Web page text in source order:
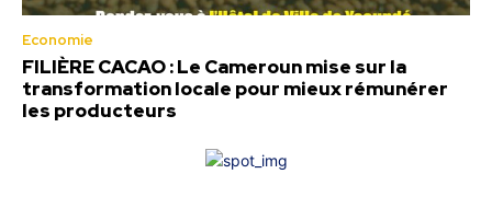
Economie
FILIÈRE CACAO : Le Cameroun mise sur la
transformation locale pour mieux rémunérer
les producteurs